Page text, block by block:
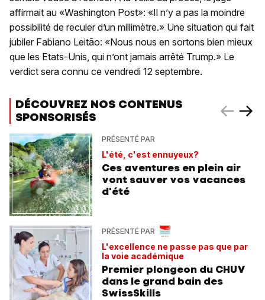
affirmait au «Washington Post»: «Il n’y a pas la moindre
possibilité de reculer d’un millimètre.» Une situation qui fait
jubiler Fabiano Leitão: «Nous nous en sortons bien mieux
que les Etats-Unis, qui n’ont jamais arrêté Trump.» Le
verdict sera connu ce vendredi 12 septembre.
DÉCOUVREZ NOS CONTENUS
SPONSORISÉS
PRÉSENTÉ PAR
L'été, c'est ennuyeux?
Ces aventures en plein air
vont sauver vos vacances
d'été
PRÉSENTÉ PAR
L'excellence ne passe pas que par
la voie académique
Premier plongeon du CHUV
dans le grand bain des
SwissSkills